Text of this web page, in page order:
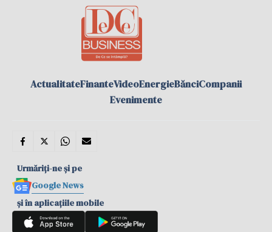
ActualitateFinanteVideoEnergieBănciCompanii
Evenimente
Urmăriți-ne și pe
Google News
și în aplicațiile mobile